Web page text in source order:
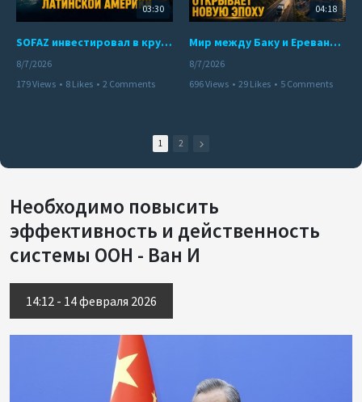
03:30
SOFAZ инвестировал в крупнейшего независимого производителя электроэнергии Перу
8/7/2026
179 Views • 8 Likes • 2 Comments
04:18
Мир между Баку и Ереваном запускает крупные логистические проекты
8/7/2026
696 Views • 29 Likes • 5 Comments
1 2
Необходимо повысить
эффективность и действенность
системы ООН - Ван И
14:12 - 14 февраля 2026